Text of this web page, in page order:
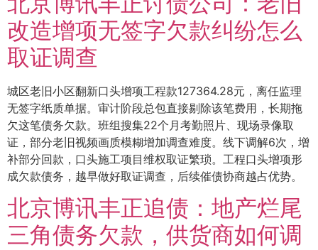
改造增项无签字欠款纠纷怎么
取证调查
城区老旧小区翻新口头增项工程款127364.28元，离任监理
无签字纸质单据。审计阶段总包直接剔除该笔费用，长期拖
欠这笔债务欠款。班组搜集22个月考勤照片、现场录像取
证，部分老旧视频画质模糊增加调查难度。线下调解6次，增
补部分回款，口头施工项目维权取证繁琐。工程口头增项形
成欠款债务，越早做好取证调查，后续催债协商越占优势。
北京博讯丰正追债：地产烂尾
三角债务欠款，供货商如何调